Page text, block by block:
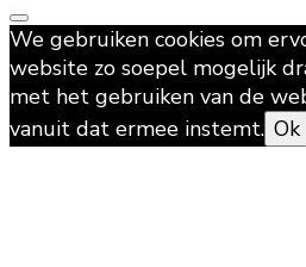
We gebruiken cookies om
website zo soepel mogelijk
met het gebruiken van de
vanuit dat ermee instemt. Ok